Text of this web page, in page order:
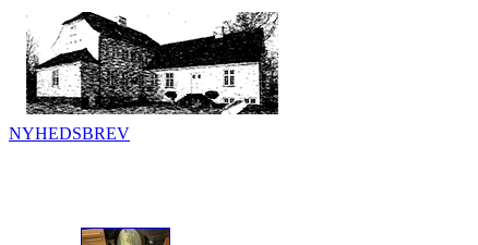
NYHEDSBREV